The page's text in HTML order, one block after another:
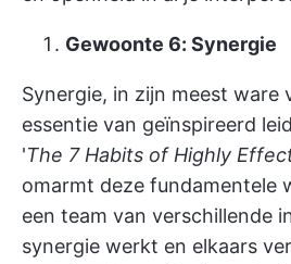
Gewoonte 6: Synergie
Synergie, in zijn meest ware
essentie van geïnspireerd
'The 7 Habits of Highly
omarmt deze fundamentele
een team van verschillende
synergie werkt en elkaars